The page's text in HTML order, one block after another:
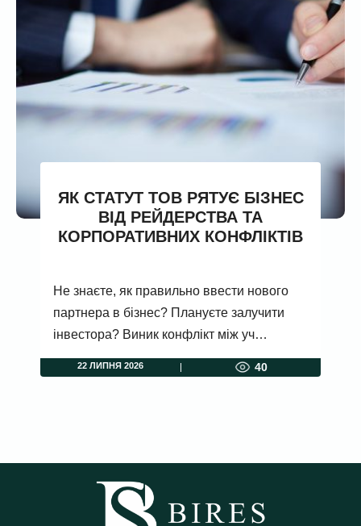
ЯК СТАТУТ ТОВ РЯТУЄ БІЗНЕС
ВІД РЕЙДЕРСТВА ТА
КОРПОРАТИВНИХ КОНФЛІКТІВ
Не знаєте, як правильно ввести нового
партнера в бізнес? Плануєте залучити
інвестора? Виник конфлікт між уч…
22 ЛИПНЯ 2026 40